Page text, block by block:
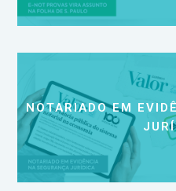
NOTARIADO EM